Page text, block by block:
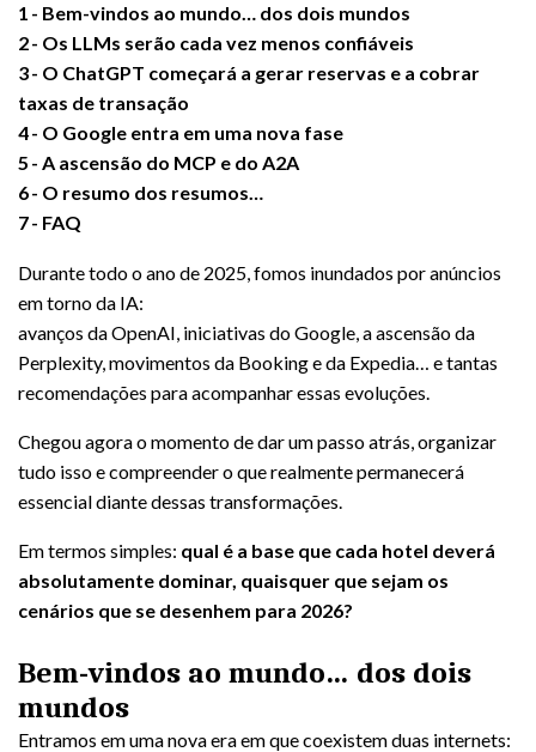
1
Bem-vindos ao mundo… dos dois mundos
2
Os LLMs serão cada vez menos confiáveis
3
O ChatGPT começará a gerar reservas e a cobrar
taxas de transação
4
O Google entra em uma nova fase
5
A ascensão do MCP e do A2A
6
O resumo dos resumos…
7
FAQ
Durante todo o ano de 2025, fomos inundados por anúncios
em torno da IA:
avanços da OpenAI, iniciativas do Google, a ascensão da
Perplexity, movimentos da Booking e da Expedia… e tantas
recomendações para acompanhar essas evoluções.
Chegou agora o momento de dar um passo atrás, organizar
tudo isso e compreender o que realmente permanecerá
essencial diante dessas transformações.
Em termos simples: qual é a base que cada hotel deverá
absolutamente dominar, quaisquer que sejam os
cenários que se desenhem para 2026?
Bem-vindos ao mundo… dos dois
mundos
Entramos em uma nova era em que coexistem duas internets: